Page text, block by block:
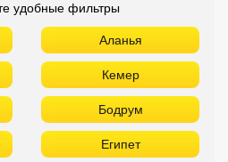
удобные фильтры
Аланья
Кемер
Бодрум
Египет